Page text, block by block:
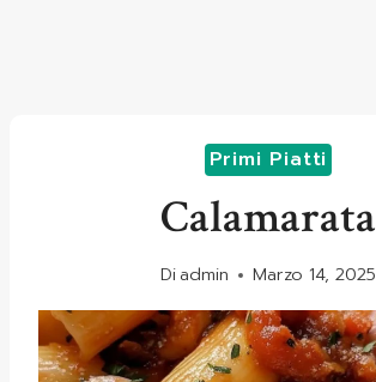
Primi Piatti
Calamarata
Diadmin Marzo 14, 2025